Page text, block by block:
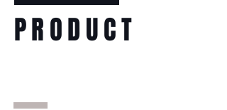
PRODUCT